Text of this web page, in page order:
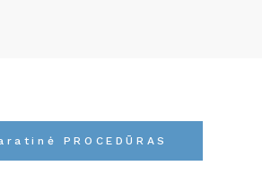
PROCEDŪRAS